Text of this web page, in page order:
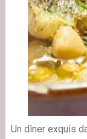
Un dîner exquis